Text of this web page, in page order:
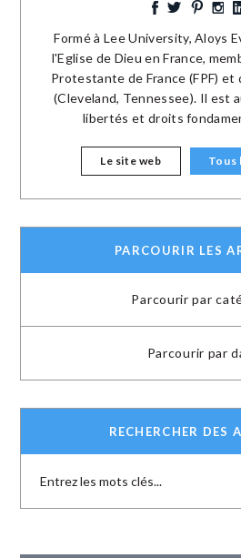
Formé à Lee University, Aloys
l'Eglise de Dieu en France,
Protestante de France (FPF) et
(Cleveland, Tennessee). Il est
libertés et droits
Le site web Tous
PARCOURIR LES
Parcourir par
Parcourir par
RECHERCHER DES